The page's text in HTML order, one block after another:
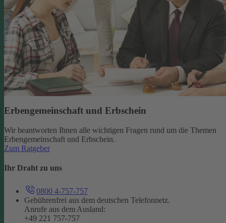
Erbengemeinschaft und Erbschein
Wir beantworten Ihnen alle wichtigen Fragen rund um die Themen
Erbengemeinschaft und Erbschein.
Zum Ratgeber
Ihr Draht zu uns
0800 4-757-757
Gebührenfrei aus dem deutschen Telefonnetz.
Anrufe aus dem Ausland:
+49 221 757-757